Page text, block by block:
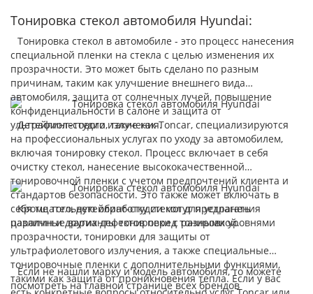
Тонировка стекол автомобиля Hyundai:
Тонировка стекол в автомобиле - это процесс нанесения
специальной пленки на стекла с целью изменения их
прозрачности. Это может быть сделано по разным
причинам, таким как улучшение внешнего вида
автомобиля, защита от солнечных лучей, повышение
конфиденциальности в салоне и защита от
ультрафиолетового излучения.
Детейлинг-студии, такие как Toncar, специализируются
на профессиональных услугах по уходу за автомобилем,
включая тонировку стекол. Процесс включает в себя
очистку стекол, нанесение высококачественной
тонировочной пленки с учетом предпочтений клиента и
стандартов безопасности. Это также может включать в
себя тщательную обработку стекол для устранения
царапин и других дефектов перед тонировкой.
Кроме того, детейлинг-студии могут предлагать
различные варианты тонировки с разными уровнями
прозрачности, тонировки для защиты от
ультрафиолетового излучения, а также специальные
тонировочные пленки с дополнительными функциями,
такими как защита от проникновения тепла. Если у вас
Если не нашли марку и модель автомобиля, то можете
посмотреть на главной странице всех брендов